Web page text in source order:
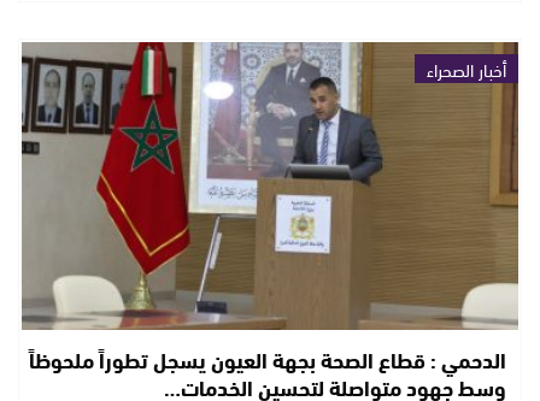
أخبار الصحراء
الدحمي : قطاع الصحة بجهة العيون يسجل تطوراً ملحوظاً
وسط جهود متواصلة لتحسين الخدمات…